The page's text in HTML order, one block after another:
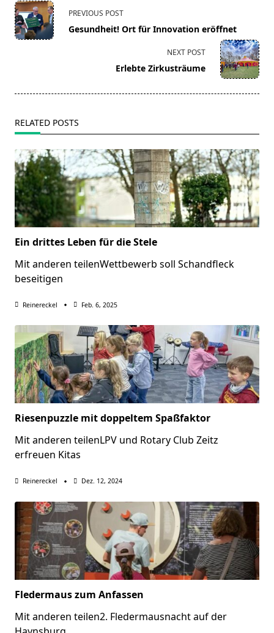
<span
class="nav-
subtitle
PREVIOUS POST
Gesundheit! Ort für Innovation eröffnet
NEXT POST
Erlebte Zirkusträume
RELATED POSTS
Ein drittes Leben für die Stele
Mit anderen teilenWettbewerb soll Schandfleck
beseitigen
Reinereckel Feb. 6, 2025
Riesenpuzzle mit doppeltem Spaßfaktor
Mit anderen teilenLPV und Rotary Club Zeitz
erfreuen Kitas
Reinereckel Dez. 12, 2024
Fledermaus zum Anfassen
Mit anderen teilen2. Fledermausnacht auf der